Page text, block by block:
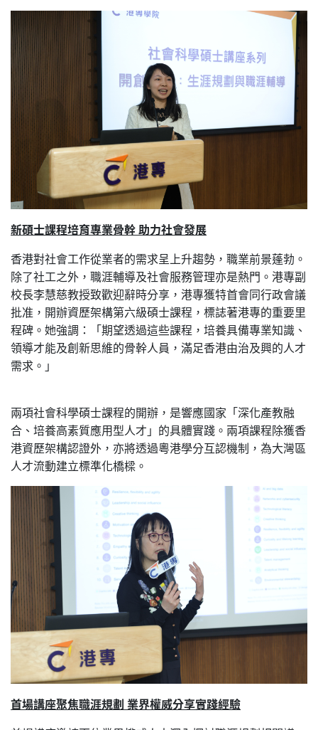
新碩士課程培育專業骨幹 助力社會發展
香港對社會工作從業者的需求呈上升趨勢，職業前景蓬勃。
除了社工之外，職涯輔導及社會服務管理亦是熱門。港專副
校長李慧慈教授致歡迎辭時分享，港專獲特首會同行政會議
批准，開辦資歷架構第六級碩士課程，標誌著港專的重要里
程碑。她強調：「期望透過這些課程，培養具備專業知識、
領導才能及創新思維的骨幹人員，滿足香港由治及興的人才
需求。」
兩項社會科學碩士課程的開辦，是響應國家「深化產教融
合、培養高素質應用型人才」的具體實踐。兩項課程除獲香
港資歷架構認證外，亦將透過粵港學分互認機制，為大灣區
人才流動建立標準化橋樑。
首場講座聚焦職涯規劃 業界權威分享實踐經驗